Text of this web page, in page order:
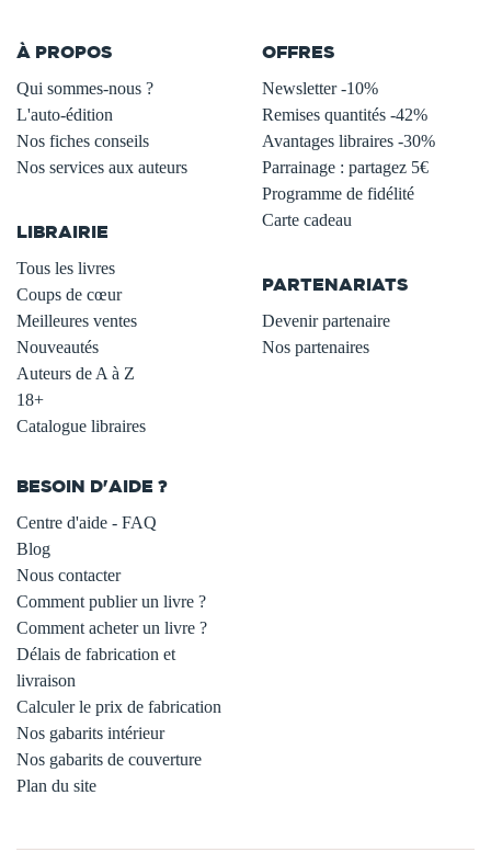
À PROPOS
Qui sommes-nous ?
L'auto-édition
Nos fiches conseils
Nos services aux auteurs
LIBRAIRIE
Tous les livres
Coups de cœur
Meilleures ventes
Nouveautés
Auteurs de A à Z
18+
Catalogue libraires
OFFRES
Newsletter -10%
Remises quantités -42%
Avantages libraires -30%
Parrainage : partagez 5€
Programme de fidélité
Carte cadeau
PARTENARIATS
Devenir partenaire
Nos partenaires
BESOIN D'AIDE ?
Centre d'aide - FAQ
Blog
Nous contacter
Comment publier un livre ?
Comment acheter un livre ?
Délais de fabrication et
livraison
Calculer le prix de fabrication
Nos gabarits intérieur
Nos gabarits de couverture
Plan du site